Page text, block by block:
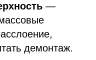
—
демонтаж.